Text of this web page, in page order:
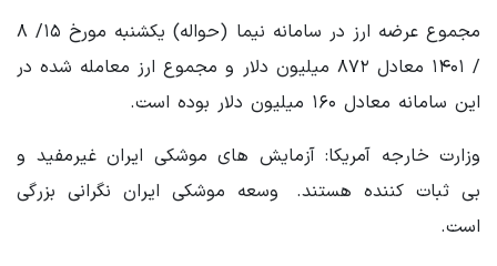
مجموع عرضه ارز در سامانه نیما (حواله) یکشنبه مورخ ۱۵/ ۸
/ ۱۴۰۱ معادل ۸۷۲ میلیون دلار و مجموع ارز معامله شده در
این سامانه معادل ۱۶۰ میلیون دلار بوده است.
وزارت خارجه آمریکا: آزمایش های موشکی ایران غیرمفید و
بی ثبات کننده هستند. وسعه موشکی ایران نگرانی بزرگی
است.